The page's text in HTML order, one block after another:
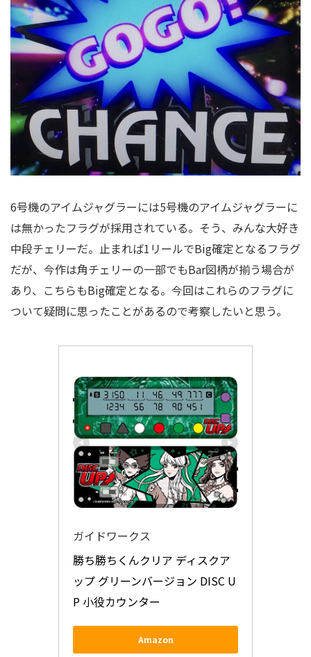
6号機のアイムジャグラーには5号機のアイムジャグラーに
は無かったフラグが採用されている。そう、みんな大好き
中段チェリーだ。止まれば1リールでBig確定となるフラグ
だが、今作は角チェリーの一部でもBar図柄が揃う場合が
あり、こちらもBig確定となる。今回はこれらのフラグに
ついて疑問に思ったことがあるので考察したいと思う。
ガイドワークス
勝ち勝ちくんクリア ディスクア
ップ グリーンバージョン DISC U
P 小役カウンター
Amazon